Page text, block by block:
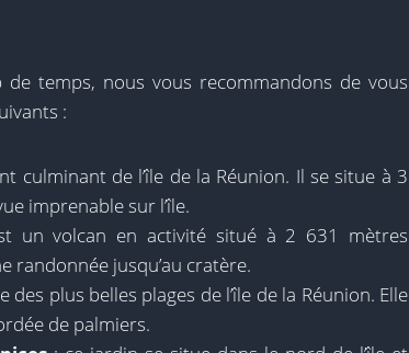
temps, nous vous recommandons de vous
:
culminant de l’île de la Réunion. Il se situe à 3
imprenable sur l’île.
un volcan en activité situé à 2 631 mètres
randonnée jusqu’au cratère.
des plus belles plages de l’île de la Réunion. Elle
de palmiers.